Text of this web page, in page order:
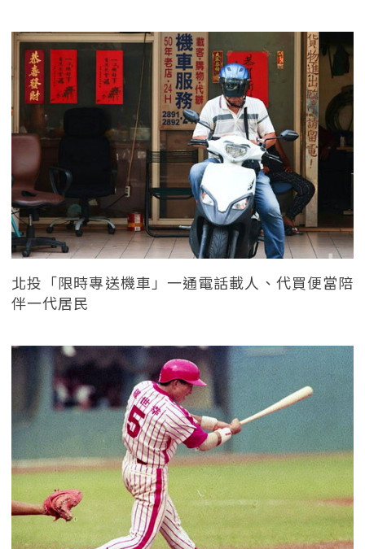
北投「限時專送機車」一通電話載人、代買便當陪
伴一代居民